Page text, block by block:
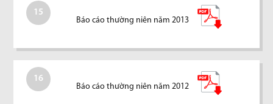
15
Báo cáo thường niên năm 2013
16
Báo cáo thường niên năm 2012